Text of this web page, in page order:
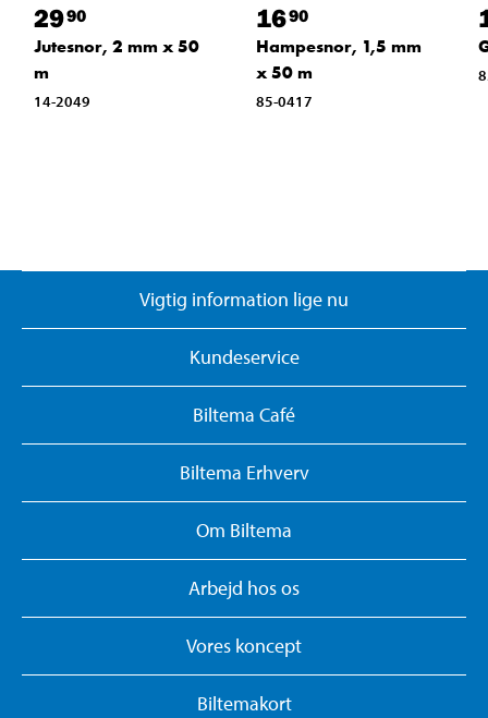
2990
Jutesnor, 2 mm x 50
m
14-2049
1690
Hampesnor, 1,5 mm
x 50 m
85-0417
Vigtig information lige nu
Kundeservice
Biltema Café
Biltema Erhverv
Om Biltema
Arbejd hos os
Vores koncept
Biltemakort